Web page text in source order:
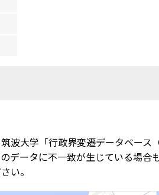
波大学「行政界変遷データベース
ータに不一致が生じている場合
い。